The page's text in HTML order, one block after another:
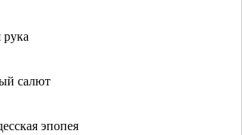
салют
эпопея